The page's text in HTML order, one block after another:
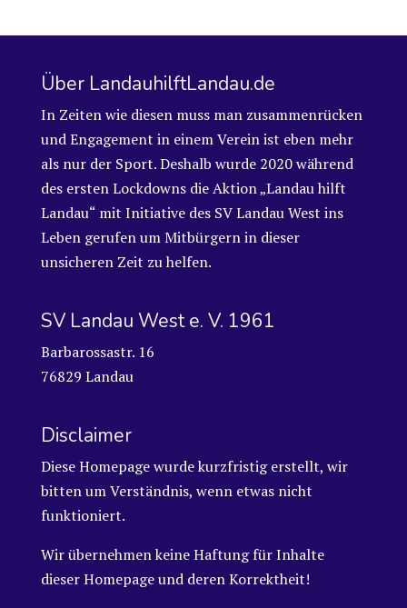
Über LandauhilftLandau.de
In Zeiten wie diesen muss man zusammenrücken
und Engagement in einem Verein ist eben mehr
als nur der Sport. Deshalb wurde 2020 während
des ersten Lockdowns die Aktion „Landau hilft
Landau“ mit Initiative des SV Landau West ins
Leben gerufen um Mitbürgern in dieser
unsicheren Zeit zu helfen.
SV Landau West e. V. 1961
Barbarossastr. 16
76829 Landau
Disclaimer
Diese Homepage wurde kurzfristig erstellt, wir
bitten um Verständnis, wenn etwas nicht
funktioniert.
Wir übernehmen keine Haftung für Inhalte
dieser Homepage und deren Korrektheit!